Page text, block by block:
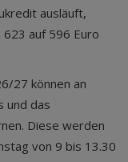
ausläuft,
auf 596 Euro
27 können an
und das
Diese werden
von 9 bis 13.30